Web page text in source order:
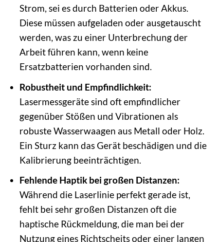
Strom, sei es durch Batterien oder Akkus.
Diese müssen aufgeladen oder ausgetauscht
werden, was zu einer Unterbrechung der
Arbeit führen kann, wenn keine
Ersatzbatterien vorhanden sind.
Robustheit und Empfindlichkeit:
Lasermessgeräte sind oft empfindlicher
gegenüber Stößen und Vibrationen als
robuste Wasserwaagen aus Metall oder Holz.
Ein Sturz kann das Gerät beschädigen und die
Kalibrierung beeinträchtigen.
Fehlende Haptik bei großen Distanzen:
Während die Laserlinie perfekt gerade ist,
fehlt bei sehr großen Distanzen oft die
haptische Rückmeldung, die man bei der
Nutzung eines Richtscheits oder einer langen